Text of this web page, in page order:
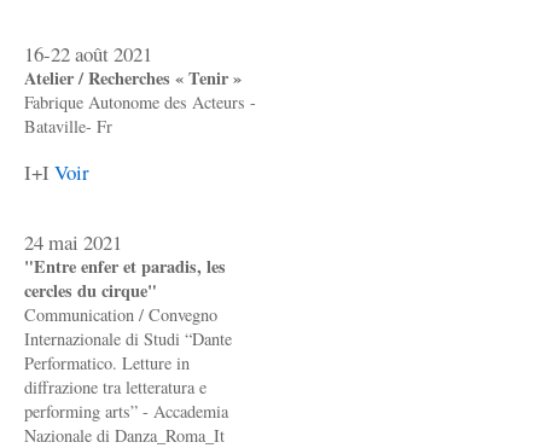
16-22 août 2021
Atelier / Recherches « Tenir »
Fabrique Autonome des Acteurs -
Bataville- Fr
I+I Voir
24 mai 2021
"Entre enfer et paradis, les
cercles du cirque"
Communication / Convegno
Internazionale di Studi “Dante
Performatico. Letture in
diffrazione tra letteratura e
performing arts” - Accademia
Nazionale di Danza_Roma_It